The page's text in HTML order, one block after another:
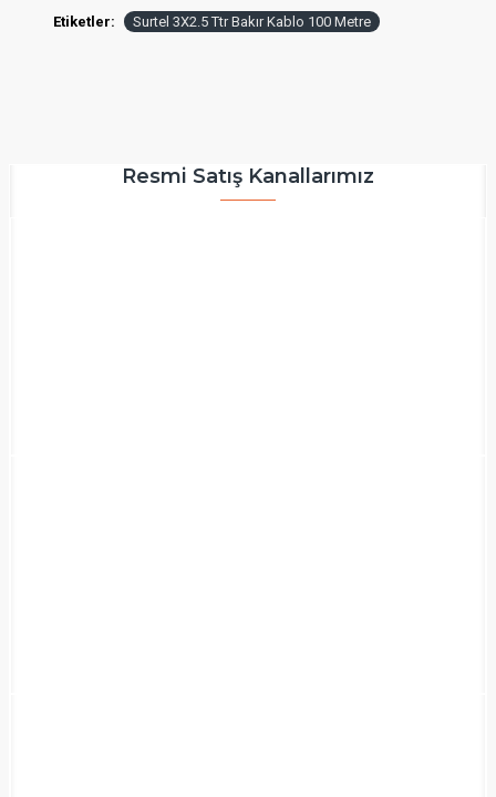
Etiketler: Surtel 3X2.5 Ttr Bakır Kablo 100 Metre
Resmi Satış Kanallarımız